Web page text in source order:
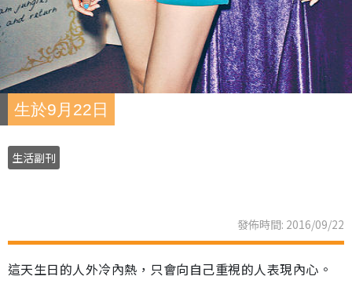
生於9月22日
生活副刊
發佈時間: 2016/09/22
這天生日的人外冷內熱，只會向自己重視的人表現內心。